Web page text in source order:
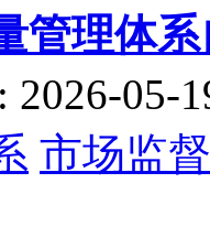
管理体
2026-05-
市场监督